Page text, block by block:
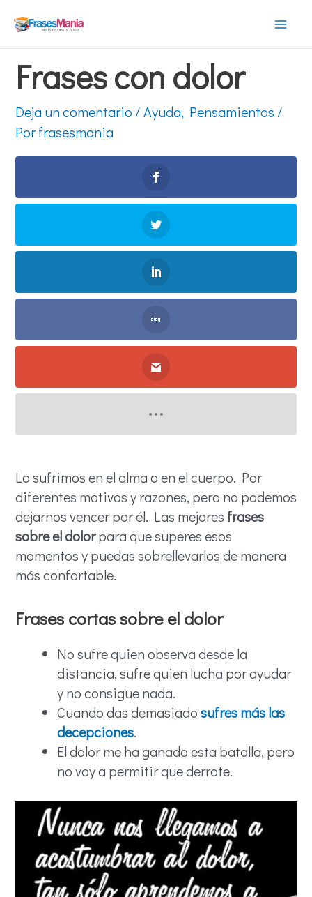
contenido
Frases con dolor
Deja un comentario /Ayuda, Pensamientos /
Porfrasesmania
Lo sufrimos en el alma o en el cuerpo. Por
diferentes motivos y razones, pero no podemos
dejarnos vencer por él. Las mejores frases
sobre el dolorpara que superes esos
momentos y puedas sobrellevarlos de manera
más confortable.
Frases cortas sobre el dolor
No sufre quien observa desde la
distancia, sufre quien lucha por ayudar
y no consigue nada.
Cuando das demasiadosufres más las
decepciones.
El dolor me ha ganado esta batalla, pero
no voy a permitir que derrote.